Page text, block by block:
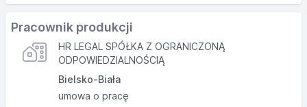
Pracownik produkcji
HR LEGAL SPÓŁKA Z OGRANICZONĄ
ODPOWIEDZIALNOŚCIĄ
Bielsko-Biała
umowa o pracę